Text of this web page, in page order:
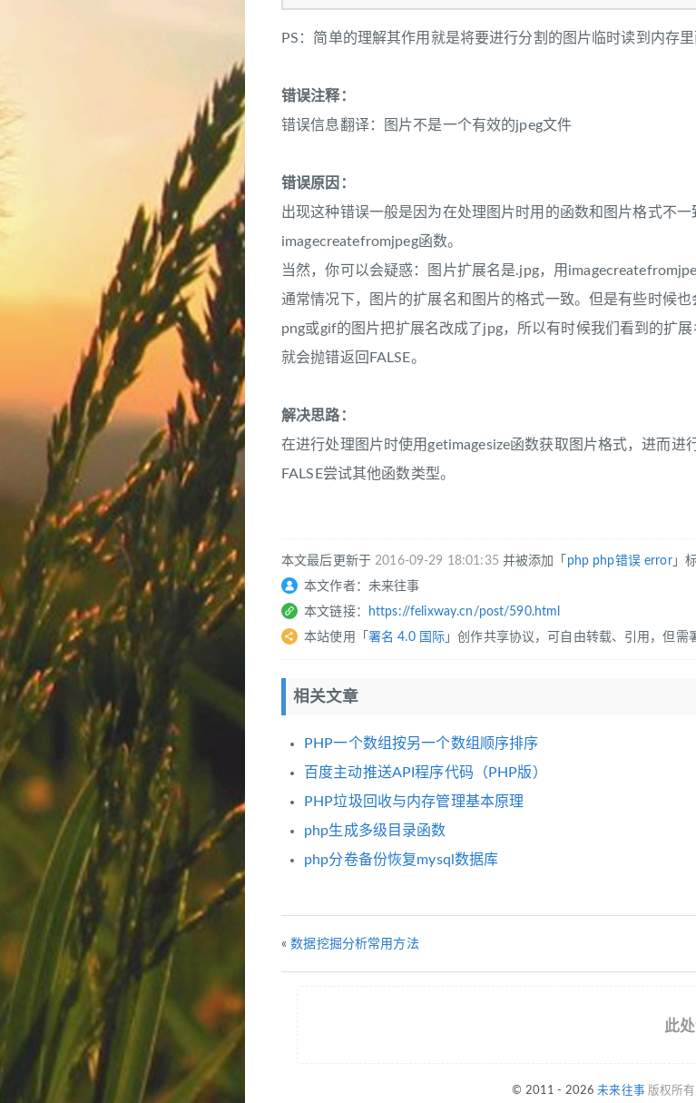
PS：简单的理解其作用就是将要进行分割的图片临时读到内存里
错误注释：
错误信息翻译：图片不是一个有效的jpeg文件
错误原因：
出现这种错误一般是因为在处理图片时用的函数和图片格式不
imagecreatefromjpeg函数。
当然，你可以会疑惑：图片扩展名是.jpg，用
通常情况下，图片的扩展名和图片的格式一致。但是有些时候
png或gif的图片把扩展名改成了jpg，所以有时候我们看到的扩
就会抛错返回FALSE。
解决思路：
在进行处理图片时使用getimagesize函数获取图片格式，进而
FALSE尝试其他函数类型。
本文最后更新于2016-09-29 18:01:35 并被添加「 php php错误 error」
本文作者：未来往事
本文链接：
https://felixway.cn/post/590.html
本站使用「 署名 4.0 国际 」创作共享协议，可自由转载、引用，但需
相关文章
PHP一个数组按另一个数组顺序排序
百度主动推送API程序代码（PHP版）
PHP垃圾回收与内存管理基本原理
php生成多级目录函数
php分卷备份恢复mysql数据库
«数据挖掘分析常用方法
此
© 2011 - 2026未来往事 版权所有